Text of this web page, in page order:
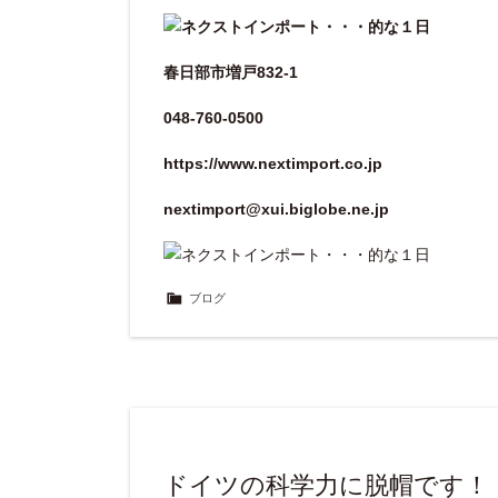
春日部市増戸832-1
048-760-0500
https://www.nextimport.co.jp
nextimport@xui.biglobe.ne.jp
ブログ
ドイツの科学力に脱帽です！